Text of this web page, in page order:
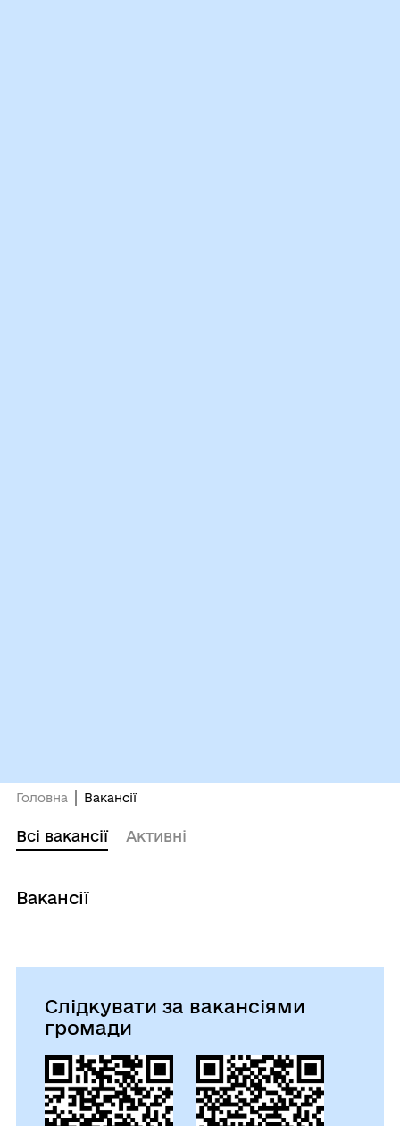
Головна Вакансії
Всі вакансії Активні
Вакансії
Слідкувати за вакансіями
громади